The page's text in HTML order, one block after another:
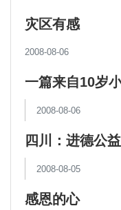
灾区有感
2008-08-06
一篇来自10岁
2008-08-06
四川：进德公
冬帐篷
2008-08-05
感恩的心